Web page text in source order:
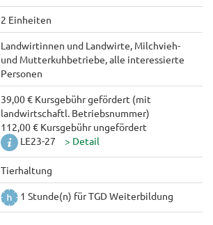
2 Einheiten
Landwirtinnen und Landwirte, Milchvieh-
und Mutterkuhbetriebe, alle interessierte
Personen
39,00 € Kursgebühr gefördert (mit
landwirtschaftl. Betriebsnummer)
112,00 € Kursgebühr ungefördert
LE23-27
Tierhaltung
1 Stunde(n) für TGD Weiterbildung